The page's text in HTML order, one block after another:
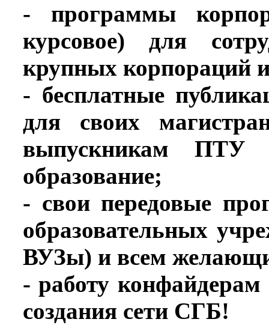
- программы
курсовое) для
крупных корпораций и
- бесплатные
для своих
выпускникам
образование;
- свои передовые
образовательных
ВУЗы) и всем
- работу конфайдерам
создания сети СГБ!